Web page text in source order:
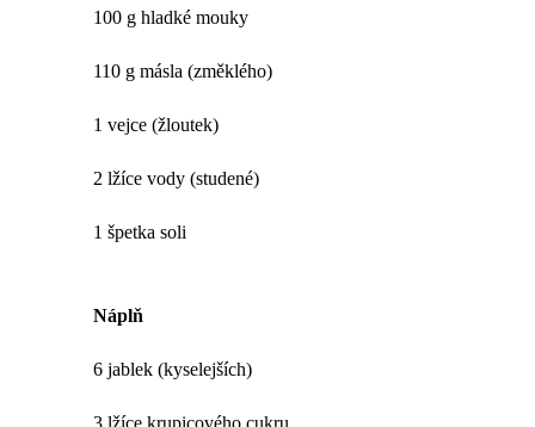
100 g hladké mouky
110 g másla (změklého)
1 vejce (žloutek)
2 lžíce vody (studené)
1 špetka soli
Náplň
6 jablek (kyselejších)
3 lžíce krupicového cukru